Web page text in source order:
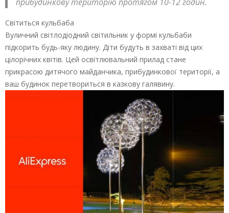
Світиться кульбаба
Вуличний світлодіодний світильник у формі кульбаби
підкорить будь-яку людину. Діти будуть в захваті від цих
цілорічних квітів. Цей освітлювальний прилад стане
прикрасою дитячого майданчика, прибудинкової території, а
ваш будинок перетвориться в казкову галявину.